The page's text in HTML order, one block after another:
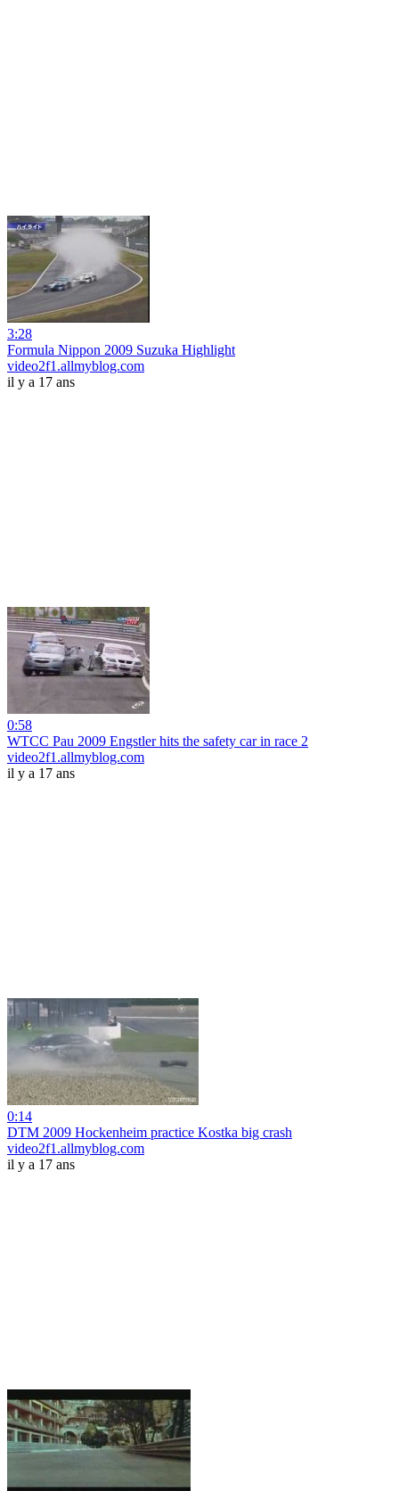
3:28
Formula Nippon 2009 Suzuka Highlight
video2f1.allmyblog.com
il y a 17 ans
0:58
WTCC Pau 2009 Engstler hits the safety car in race 2
video2f1.allmyblog.com
il y a 17 ans
0:14
DTM 2009 Hockenheim practice Kostka big crash
video2f1.allmyblog.com
il y a 17 ans